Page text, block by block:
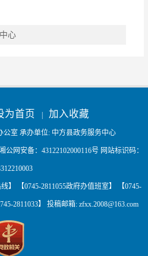
心
为首页 加入收藏
公室 承办单位: 中方县政务服务中心
公网安备： 43122102000116号网站标识码：
】 【0745-2811055政府办值班室】 【0745-
2811033】 投稿邮箱: zfxx.2008@163.com